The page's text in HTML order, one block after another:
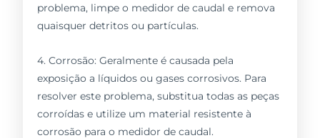
problema, limpe o medidor de caudal e remova
quaisquer detritos ou partículas.
4. Corrosão: Geralmente é causada pela
exposição a líquidos ou gases corrosivos. Para
resolver este problema, substitua todas as peças
corroídas e utilize um material resistente à
corrosão para o medidor de caudal.